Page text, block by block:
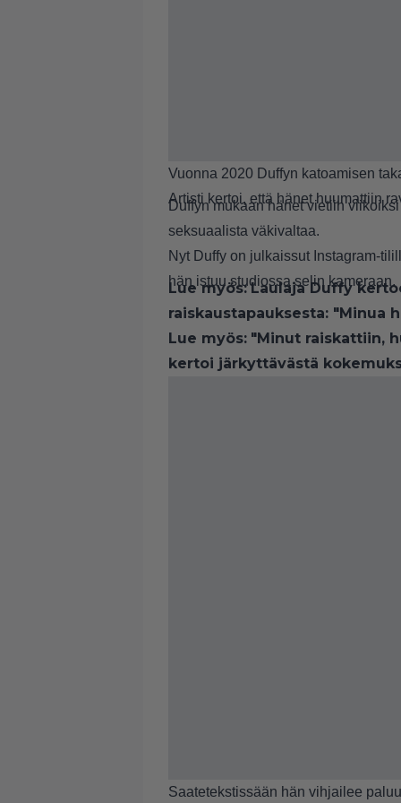
Vuonna 2020 Duffyn katoamisen
Artisti kertoi, että hänet huumattiin
Duffyn mukaan hänet vietiin
seksuaalista väkivaltaa.
Nyt Duffy on julkaissut Instagram-
hän istuu studiossa selin kameraan.
Lue myös: Laulaja Duffy
raiskaustapauksesta: "Minua
Lue myös: "Minut raiskattiin,
kertoi järkyttävästä
Saatetekstissään hän vihjailee